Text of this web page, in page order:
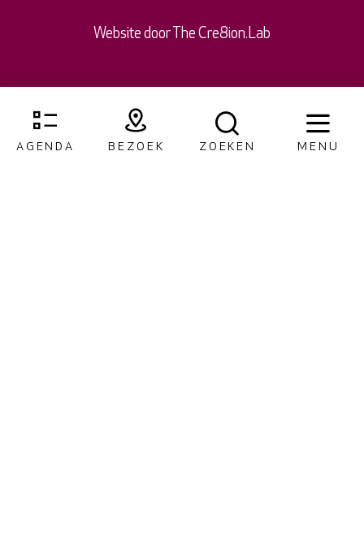
AGENDA BEZOEK ZOEKEN MENU
Website door The Cre8ion.Lab